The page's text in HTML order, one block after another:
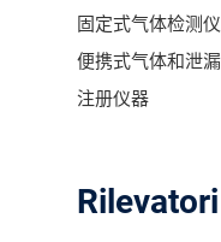
固定式气体检测仪
便携式气体和泄
注册仪器